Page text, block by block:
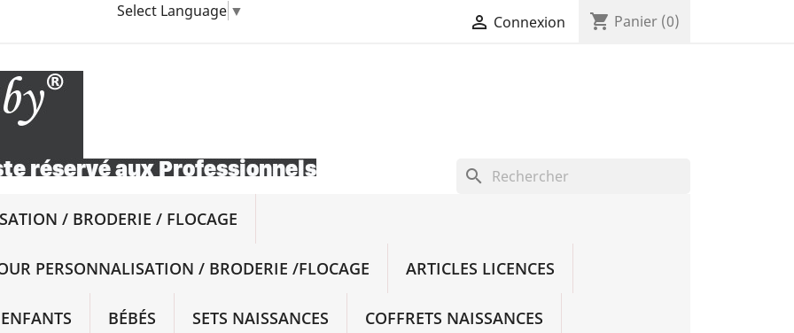
Select Language ▼
 Connexion shopping_cart Panier (0)
search
/ BRODERIE / FLOCAGE
PERSONNALISATION / BRODERIE /FLOCAGE ARTICLES LICENCES
ENFANTS BÉBÉS SETS NAISSANCES COFFRETS NAISSANCES